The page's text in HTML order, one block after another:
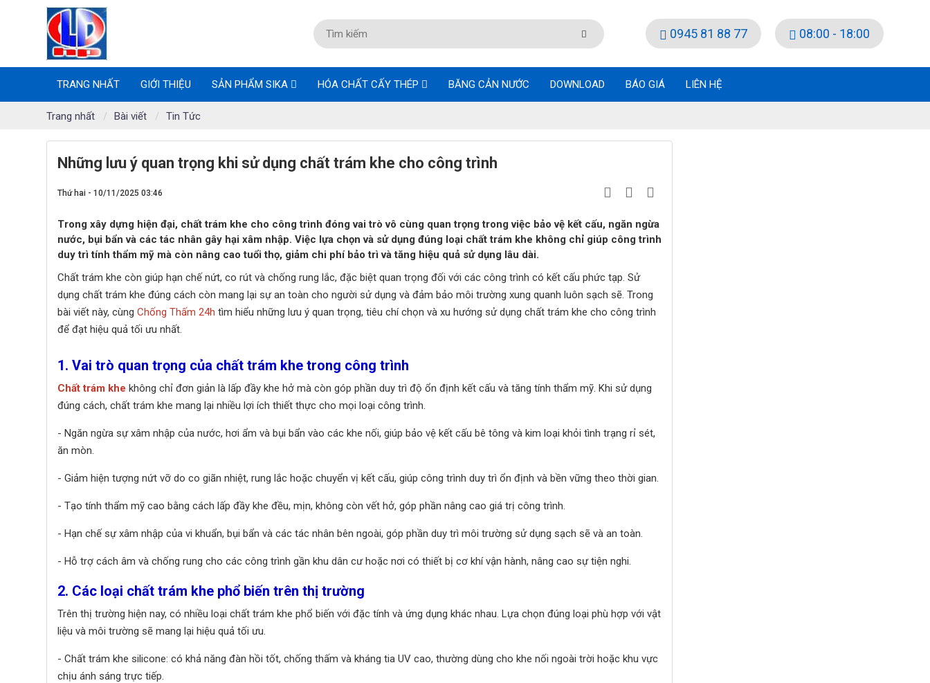
0945 81 88 77 08:00 - 18:00
TRANG NHẤT GIỚI THIỆU SẢN PHẨM SIKA HÓA CHẤT CẤY THÉP BĂNG CẢN NƯỚC DOWNLOAD BÁO GIÁ LIÊN HỆ
Trang nhất Bài viết Tin Tức
Những lưu ý quan trọng khi sử dụng chất trám khe cho công trình
Thứ hai - 10/11/2025 03:46
Trong xây dựng hiện đại, chất trám khe cho công trình đóng vai trò vô cùng quan trọng trong việc bảo vệ kết cấu, ngăn ngừa
nước, bụi bẩn và các tác nhân gây hại xâm nhập. Việc lựa chọn và sử dụng đúng loại chất trám khe không chỉ giúp công trình
duy trì tính thẩm mỹ mà còn nâng cao tuổi thọ, giảm chi phí bảo trì và tăng hiệu quả sử dụng lâu dài.
Chất trám khe còn giúp hạn chế nứt, co rút và chống rung lắc, đặc biệt quan trọng đối với các công trình có kết cấu phức tạp. Sử
dụng chất trám khe đúng cách còn mang lại sự an toàn cho người sử dụng và đảm bảo môi trường xung quanh luôn sạch sẽ. Trong
bài viết này, cùng Chống Thấm 24h tìm hiểu những lưu ý quan trọng, tiêu chí chọn và xu hướng sử dụng chất trám khe cho công trình
để đạt hiệu quả tối ưu nhất.
1. Vai trò quan trọng của chất trám khe trong công trình
Chất trám khe không chỉ đơn giản là lấp đầy khe hở mà còn góp phần duy trì độ ổn định kết cấu và tăng tính thẩm mỹ. Khi sử dụng
đúng cách, chất trám khe mang lại nhiều lợi ích thiết thực cho mọi loại công trình.
- Ngăn ngừa sự xâm nhập của nước, hơi ẩm và bụi bẩn vào các khe nối, giúp bảo vệ kết cấu bê tông và kim loại khỏi tình trạng rỉ sét,
ăn mòn.
- Giảm hiện tượng nứt vỡ do co giãn nhiệt, rung lắc hoặc chuyển vị kết cấu, giúp công trình duy trì ổn định và bền vững theo thời gian.
- Tạo tính thẩm mỹ cao bằng cách lấp đầy khe đều, mịn, không còn vết hở, góp phần nâng cao giá trị công trình.
- Hạn chế sự xâm nhập của vi khuẩn, bụi bẩn và các tác nhân bên ngoài, góp phần duy trì môi trường sử dụng sạch sẽ và an toàn.
- Hỗ trợ cách âm và chống rung cho các công trình gần khu dân cư hoặc nơi có thiết bị cơ khí vận hành, nâng cao sự tiện nghi.
2. Các loại chất trám khe phổ biến trên thị trường
Trên thị trường hiện nay, có nhiều loại chất trám khe phổ biến với đặc tính và ứng dụng khác nhau. Lựa chọn đúng loại phù hợp với vật
liệu và môi trường sẽ mang lại hiệu quả tối ưu.
- Chất trám khe silicone: có khả năng đàn hồi tốt, chống thấm và kháng tia UV cao, thường dùng cho khe nối ngoài trời hoặc khu vực
chịu ánh sáng trực tiếp.